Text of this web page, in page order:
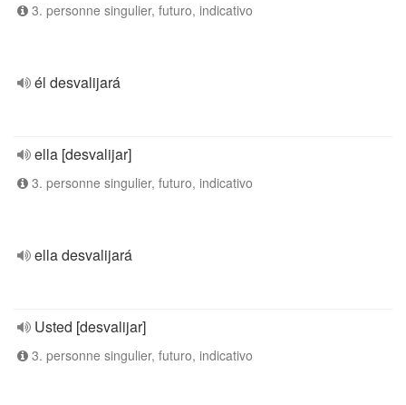
3. personne singulier, futuro, indicativo
él desvalijará
ella [desvalijar]
3. personne singulier, futuro, indicativo
ella desvalijará
Usted [desvalijar]
3. personne singulier, futuro, indicativo